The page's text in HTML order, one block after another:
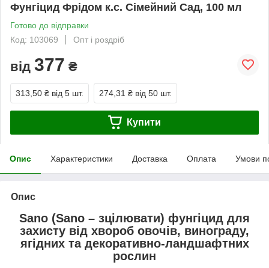
Фунгіцид Фрідом к.с. Сімейний Сад, 100 мл
Готово до відправки
Код: 103069
Опт і роздріб
від 377 ₴
313,50 ₴ від 5 шт. 274,31 ₴ від 50 шт.
Купити
Опис Характеристики Доставка Оплата Умови
Опис
Sano (Sano – зцілювати) фунгіцид для
захисту від хвороб овочів, винограду,
ягідних та декоративно-ландшафтних
рослин